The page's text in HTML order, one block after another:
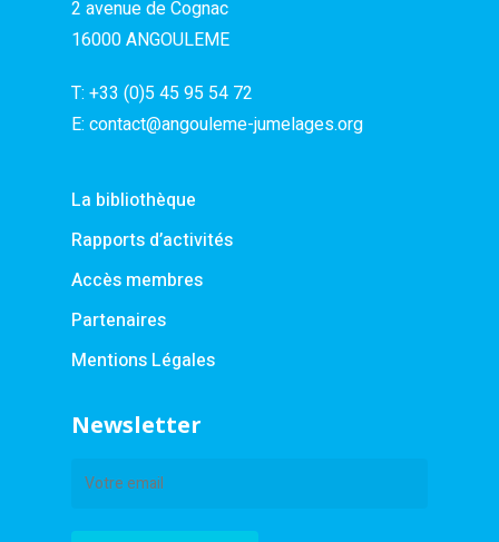
2 avenue de Cognac
16000 ANGOULEME
T: +33 (0)5 45 95 54 72
E: contact@angouleme-jumelages.org
La bibliothèque
Rapports d’activités
Accès membres
Partenaires
Mentions Légales
Newsletter